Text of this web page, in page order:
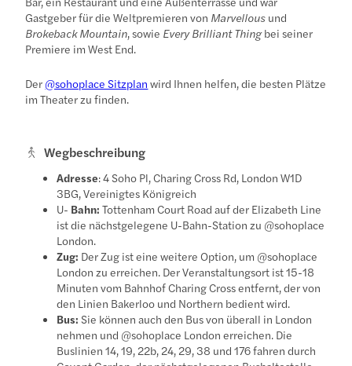
Gastgeber für die Weltpremieren von Marvellous und
Brokeback Mountain, sowie Every Brilliant Thingbei seiner
Premiere im West End.
Der @sohoplace Sitzplan wird Ihnen helfen, die besten Plätze
im Theater zu finden.
Wegbeschreibung
Adresse: 4 Soho Pl, Charing Cross Rd, London W1D
3BG, Vereinigtes Königreich
U- Bahn: Tottenham Court Road auf der Elizabeth Line
ist die nächstgelegene U-Bahn-Station zu @sohoplace
London.
Zug: Der Zug ist eine weitere Option, um @sohoplace
London zu erreichen. Der Veranstaltungsort ist 15-18
Minuten vom Bahnhof Charing Cross entfernt, der von
den Linien Bakerloo und Northern bedient wird.
Bus: Sie können auch den Bus von überall in London
nehmen und @sohoplace London erreichen. Die
Buslinien 14, 19, 22b, 24, 29, 38 und 176 fahren durch